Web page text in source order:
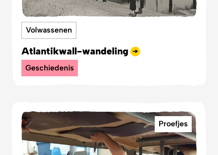
Volwassenen
Atlantikwall-wandeling
Geschiedenis
Proefjes